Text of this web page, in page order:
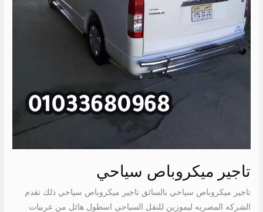
تاجير ميكروباص سياحي
تاجير ميكروباص سياحي بالسائق تاجير ميكروباص سياحي ذلك تقدم
الشركه المصريه ليموزين للنقل السياحي اسطول هائل من عربيات